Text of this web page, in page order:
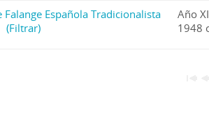
Española Tradicionalista
(Filtrar)
Año
1948